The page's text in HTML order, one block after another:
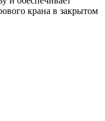
крана в закрытом